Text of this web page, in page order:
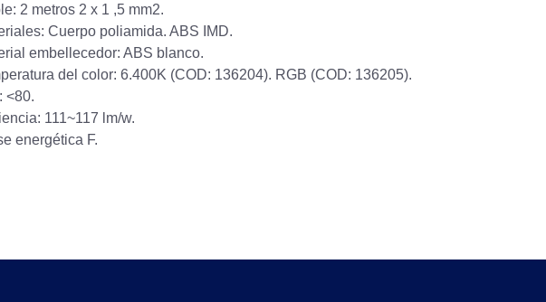
2 metros 2 x 1 ,5 mm2.
Cuerpo poliamida. ABS IMD.
embellecedor: ABS blanco.
del color: 6.400K (COD: 136204). RGB (COD: 136205).
<80.
111~117 lm/w.
energética F.